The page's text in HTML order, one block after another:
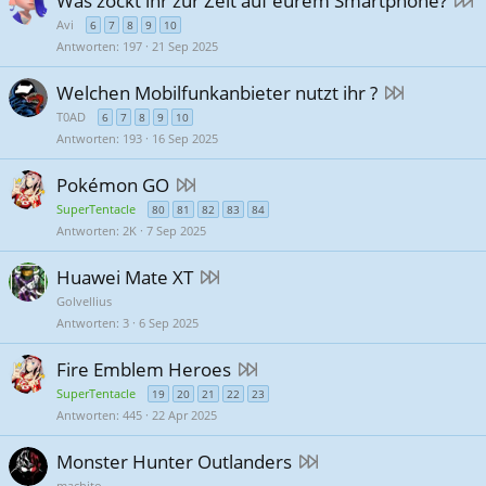
Avi 6 7 8 9 10
Antworten 197 21 Sep 2025
Welchen Mobilfunkanbieter nutzt ihr ?
T0AD 6 7 8 9 10
Antworten 193 16 Sep 2025
Pokémon GO
SuperTentacle 80 81 82 83 84
Antworten 2K 7 Sep 2025
Huawei Mate XT
Golvellius
Antworten 3 6 Sep 2025
Fire Emblem Heroes
SuperTentacle 19 20 21 22 23
Antworten 445 22 Apr 2025
Monster Hunter Outlanders